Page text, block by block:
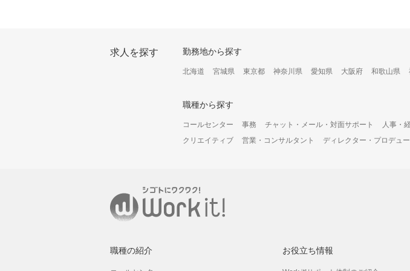
求人を探す 勤務地から探す
北海道 宮城県 東京都 神奈川県 愛知県 大阪府 和歌山県
職種から探す
コールセンター 事務 チャット・メール・対面サポート 人事・
クリエイティブ
営業・コンサルタント ディレクター・プロデュ
職種の紹介 お役立ち情報